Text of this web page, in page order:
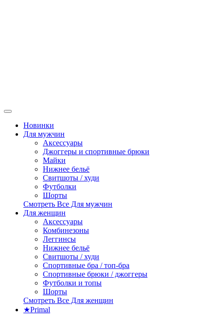
Новинки
Для мужчин
Аксессуары
Джоггеры и спортивные брюки
Майки
Нижнее бельё
Свитшоты / худи
Футболки
Шорты
Смотреть Все Для мужчин
Для женщин
Аксессуары
Комбинезоны
Леггинсы
Нижнее бельё
Свитшоты / худи
Спортивные бра / топ-бра
Спортивные брюки / джоггеры
Футболки и топы
Шорты
Смотреть Все Для женщин
★Primal